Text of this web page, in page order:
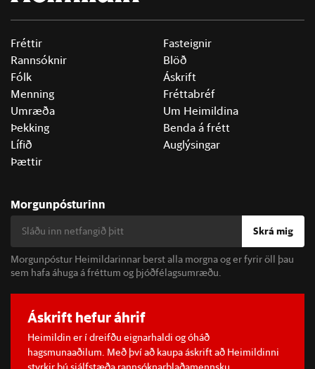
Fréttir
Rannsóknir
Fólk
Menning
Umræða
Þekking
Lífið
Þættir
Fasteignir
Blöð
Áskrift
Fréttabréf
Um Heimildina
Benda á frétt
Auglýsingar
Morgunpósturinn
Skrá mig
Morgunpóstur Heimildarinnar berst alla morgna og er fyrir öll þau
sem hafa áhuga á fréttum og þjóðfélagsumræðu.
Áskrift hefur áhrif
Heimildin er í dreifðu eignarhaldi og óháð
hagsmunaaðilum. Með því að kaupa áskrift að Heimildinni